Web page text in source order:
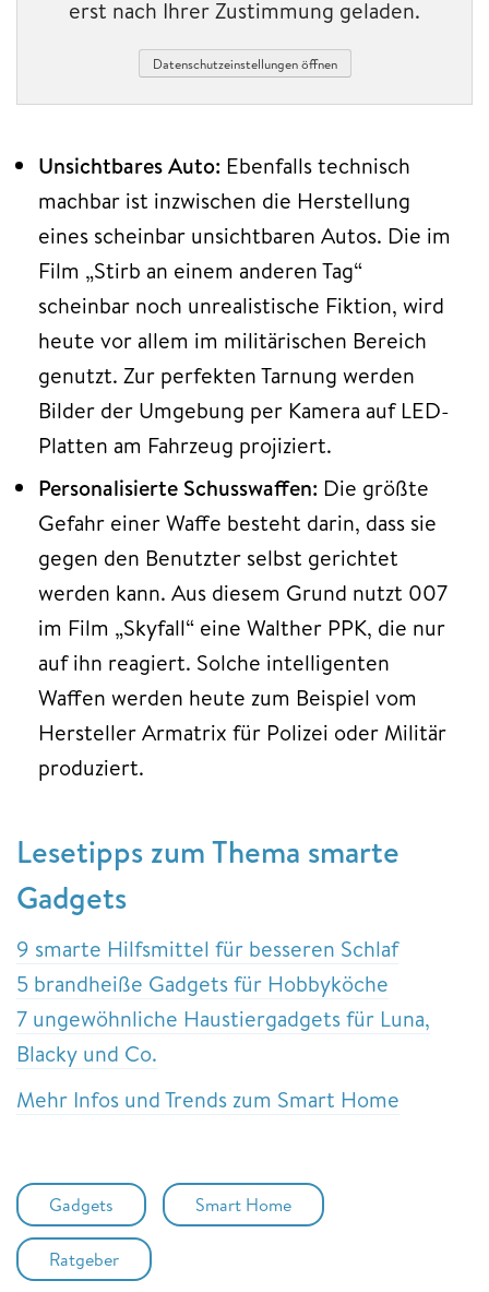
erst nach Ihrer Zustimmung geladen.
Datenschutzeinstellungen öffnen
Unsichtbares Auto: Ebenfalls technisch
machbar ist inzwischen die Herstellung
eines scheinbar unsichtbaren Autos. Die im
Film „Stirb an einem anderen Tag“
scheinbar noch unrealistische Fiktion, wird
heute vor allem im militärischen Bereich
genutzt. Zur perfekten Tarnung werden
Bilder der Umgebung per Kamera auf LED-
Platten am Fahrzeug projiziert.
Personalisierte Schusswaffen: Die größte
Gefahr einer Waffe besteht darin, dass sie
gegen den Benutzter selbst gerichtet
werden kann. Aus diesem Grund nutzt 007
im Film „Skyfall“ eine Walther PPK, die nur
auf ihn reagiert. Solche intelligenten
Waffen werden heute zum Beispiel vom
Hersteller Armatrix für Polizei oder Militär
produziert.
Lesetipps zum Thema smarte
Gadgets
9 smarte Hilfsmittel für besseren Schlaf
5 brandheiße Gadgets für Hobbyköche
7 ungewöhnliche Haustiergadgets für Luna,
Blacky und Co.
Mehr Infos und Trends zum Smart Home
Gadgets Smart Home
Ratgeber